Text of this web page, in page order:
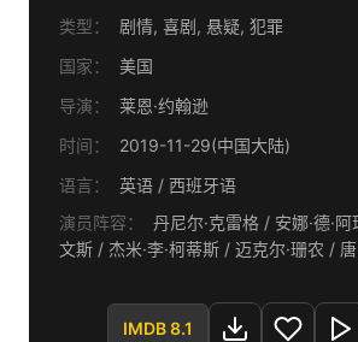
类型：
剧情, 喜剧, 悬疑, 犯罪
国家：
美国
导演：
莱恩·约翰逊
时间：
2019-11-29(中国大陆)
语言：
英语 / 西班牙语
演员阵容：
丹尼尔·克雷格 / 安娜·德·阿玛斯 / 克里斯·埃
文斯 / 杰米·李·柯蒂斯 / 迈克尔·珊农 / 唐·约翰逊 / 托妮·
琳·兰福德 / 杰登·马泰尔 / 瑞琪·琳德赫姆 / 艾迪·帕特森 /
弗兰克·奥兹 / K·卡兰 / 诺阿·西甘 / M·埃梅特·沃尔什 / 玛
IMDB 8.1